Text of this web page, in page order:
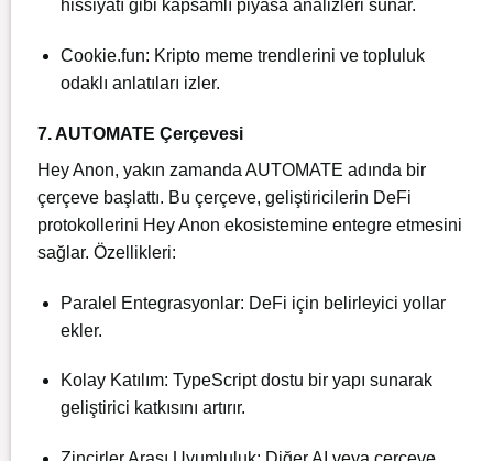
hissiyatı gibi kapsamlı piyasa analizleri sunar.
Cookie.fun: Kripto meme trendlerini ve topluluk
odaklı anlatıları izler.
7. AUTOMATE Çerçevesi
Hey Anon, yakın zamanda AUTOMATE adında bir
çerçeve başlattı. Bu çerçeve, geliştiricilerin DeFi
protokollerini Hey Anon ekosistemine entegre etmesini
sağlar. Özellikleri:
Paralel Entegrasyonlar: DeFi için belirleyici yollar
ekler.
Kolay Katılım: TypeScript dostu bir yapı sunarak
geliştirici katkısını artırır.